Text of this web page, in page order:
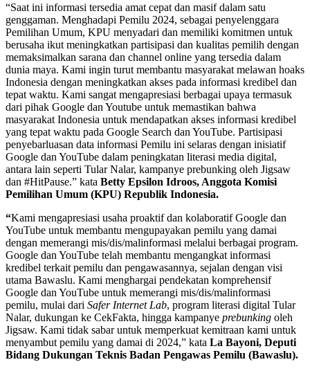
“Saat ini informasi tersedia amat cepat dan masif dalam satu
genggaman. Menghadapi Pemilu 2024, sebagai penyelenggara
Pemilihan Umum, KPU menyadari dan memiliki komitmen untuk
berusaha ikut meningkatkan partisipasi dan kualitas pemilih dengan
memaksimalkan sarana dan channel online yang tersedia dalam
dunia maya. Kami ingin turut membantu masyarakat melawan hoaks
Indonesia dengan meningkatkan akses pada informasi kredibel dan
tepat waktu. Kami sangat mengapresiasi berbagai upaya termasuk
dari pihak Google dan Youtube untuk memastikan bahwa
masyarakat Indonesia untuk mendapatkan akses informasi kredibel
yang tepat waktu pada Google Search dan YouTube. Partisipasi
penyebarluasan data informasi Pemilu ini selaras dengan inisiatif
Google dan YouTube dalam peningkatan literasi media digital,
antara lain seperti Tular Nalar, kampanye prebunking oleh Jigsaw
dan #HitPause.” kata Betty Epsilon Idroos, Anggota Komisi
Pemilihan Umum (KPU) Republik Indonesia.
“Kami mengapresiasi usaha proaktif dan kolaboratif Google dan
YouTube untuk membantu mengupayakan pemilu yang damai
dengan memerangi mis/dis/malinformasi melalui berbagai program.
Google dan YouTube telah membantu mengangkat informasi
kredibel terkait pemilu dan pengawasannya, sejalan dengan visi
utama Bawaslu. Kami menghargai pendekatan komprehensif
Google dan YouTube untuk memerangi mis/dis/malinformasi
pemilu, mulai dari Safer Internet Lab, program literasi digital Tular
Nalar, dukungan ke CekFakta, hingga kampanye prebunking oleh
Jigsaw. Kami tidak sabar untuk memperkuat kemitraan kami untuk
menyambut pemilu yang damai di 2024,” kata La Bayoni, Deputi
Bidang Dukungan Teknis Badan Pengawas Pemilu (Bawaslu).